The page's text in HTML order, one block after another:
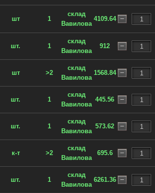
шт 1
склад
Вавилова
4109.64
шт. 1
склад
Вавилова
912
шт >2
склад
Вавилова
1568.84
шт. 1
склад
Вавилова
445.56
шт. 1
склад
Вавилова
573.62
к-т >2
склад
Вавилова
695.6
шт. 1
склад
Вавилова
6261.36